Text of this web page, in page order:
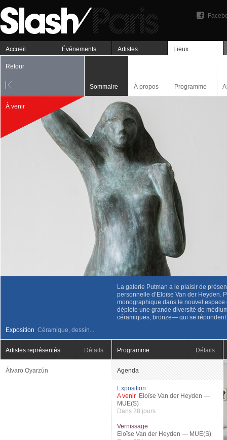
Accueil Événements Artistes Lieux
Retour
Sommaire À propos Programme
À venir
La galerie Putman a le plaisir de
personnelle d’Eloïse Van der Heyden.
monographique dans le nouvel
déploie une grande diversité de
céramiques, bronze— qui se
Exposition Céramique, dessin...
Artistes représentés Détails
Álvaro Oyarzún
Programme Détails
Agenda
Exposition
A venir Eloïse Van der Heyden —
MUE(S)
Dans 28 jours
Vernissage
Eloïse Van der Heyden — MUE(S)